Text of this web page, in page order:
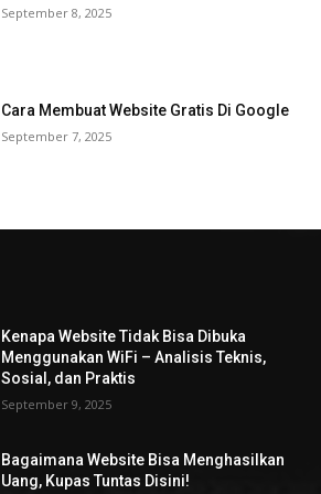
September 8, 2025
Cara Membuat Website Gratis Di Google
September 7, 2025
Kenapa Website Tidak Bisa Dibuka
Menggunakan WiFi – Analisis Teknis,
Sosial, dan Praktis
September 9, 2025
Bagaimana Website Bisa Menghasilkan
Uang, Kupas Tuntas Disini!